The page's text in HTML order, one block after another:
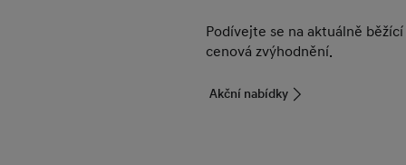
Podívejte se na aktuálně
cenová zvýhodnění.
Akční nabídky